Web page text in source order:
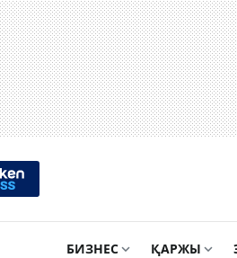
БИЗНЕС ҚАРЖЫ